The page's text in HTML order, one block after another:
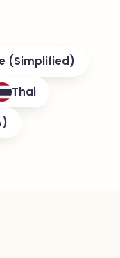
(Simplified)
Thai